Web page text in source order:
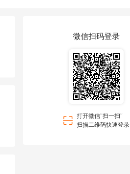
微信扫码登录
打开微信"扫一扫"
扫描二维码快速登录